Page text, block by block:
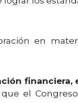
en
financiera,
el